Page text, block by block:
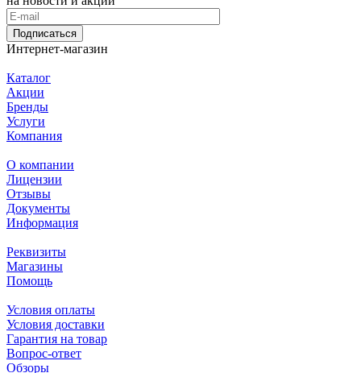
Подписаться
Интернет-магазин
Каталог
Акции
Бренды
Услуги
Компания
О компании
Лицензии
Отзывы
Документы
Информация
Реквизиты
Магазины
Помощь
Условия оплаты
Условия доставки
Гарантия на товар
Вопрос-ответ
Обзоры